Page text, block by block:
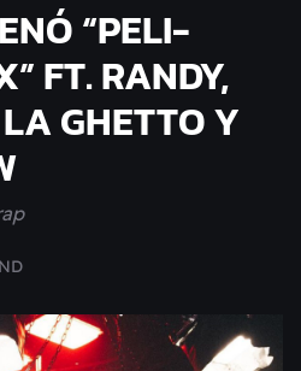
“PELI-
FT. RANDY,
GHETTO Y